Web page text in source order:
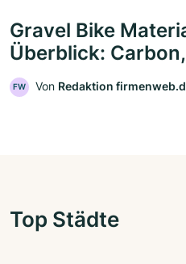
Gravel Bike
Überblick:
FW Von Redaktion
Top Städte